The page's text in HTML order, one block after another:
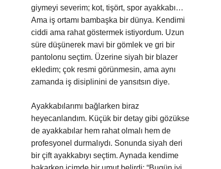
giymeyi severim; kot, tişört, spor ayakkabı…
Ama iş ortamı bambaşka bir dünya. Kendimi
ciddi ama rahat göstermek istiyordum. Uzun
süre düşünerek mavi bir gömlek ve gri bir
pantolonu seçtim. Üzerine siyah bir blazer
ekledim; çok resmi görünmesin, ama aynı
zamanda iş disiplinini de yansıtsın diye.
Ayakkabılarımı bağlarken biraz
heyecanlandım. Küçük bir detay gibi gözükse
de ayakkabılar hem rahat olmalı hem de
profesyonel durmalıydı. Sonunda siyah deri
bir çift ayakkabıyı seçtim. Aynada kendime